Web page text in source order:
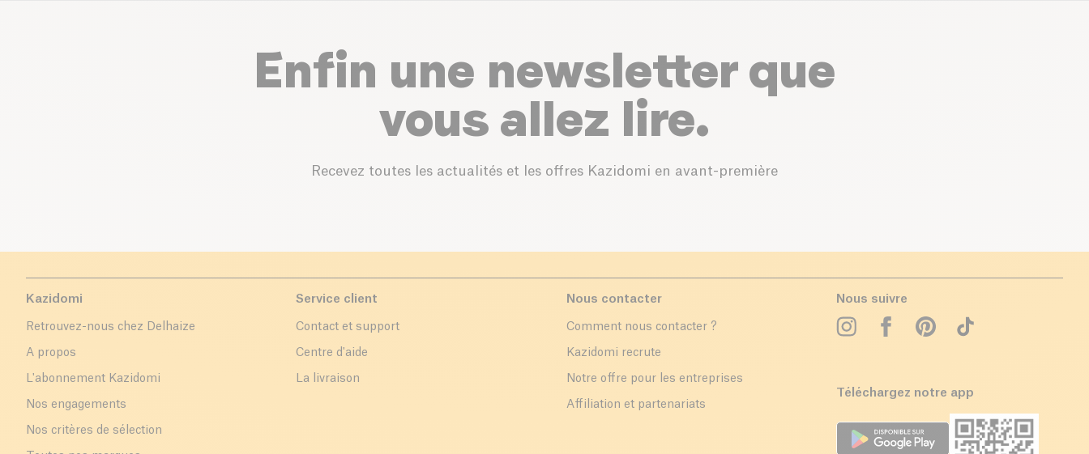
Enfin une newsletter que
vous allez lire.
Recevez toutes les actualités et les offres Kazidomi en avant-première
Kazidomi
Retrouvez-nous chez Delhaize
A propos
L'abonnement Kazidomi
Nos engagements
Nos critères de sélection
Service client
Contact et support
Centre d'aide
La livraison
Nous contacter
Comment nous contacter ?
Kazidomi recrute
Notre offre pour les entreprises
Affiliation et partenariats
Nous suivre
Téléchargez notre app